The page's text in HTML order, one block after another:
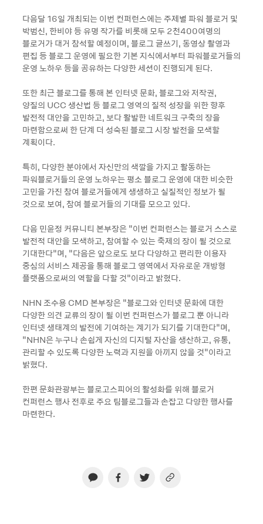
다음달 16일 개최되는 이번 컨퍼런스에는 주제별 파워 블로거 및
박범신, 한비야 등 유명 작가를 비롯해 모두 2천400여명의
블로거가 대거 참석할 예정이며, 블로그 글쓰기, 동영상 촬영과
편집 등 블로그 운영에 필요한 기본 지식에서부터 파워블로거들의
운영 노하우 등을 공유하는 다양한 세션이 진행되게 된다.
또한 최근 블로그를 통해 본 인터넷 문화, 블로그와 저작권,
양질의 UCC 생산법 등 블로그 영역의 질적 성장을 위한 향후
발전적 대안을 고민하고, 보다 활발한 네트워크 구축의 장을
마련함으로써 한 단계 더 성숙된 블로그 시장 발전을 모색할
계획이다.
특히, 다양한 분야에서 자신만의 색깔을 가지고 활동하는
파워블로거들의 운영 노하우는 평소 블로그 운영에 대한 비슷한
고민을 가진 참여 블로거들에게 생생하고 실질적인 정보가 될
것으로 보여, 참여 블로거들의 기대를 모으고 있다.
다음 민윤정 커뮤니티 본부장은 “이번 컨퍼런스는 블로거 스스로
발전적 대안을 모색하고, 참여할 수 있는 축제의 장이 될 것으로
기대한다”며, “다음은 앞으로도 보다 다양하고 편리한 이용자
중심의 서비스 제공을 통해 블로그 영역에서 자유로운 개방형
플랫폼으로써의 역할을 다할 것”이라고 밝혔다.
NHN 조수용 CMD 본부장은 “블로그와 인터넷 문화에 대한
다양한 의견 교류의 장이 될 이번 컨퍼런스가 블로그 뿐 아니라
인터넷 생태계의 발전에 기여하는 계기가 되기를 기대한다”며,
“NHN은 누구나 손쉽게 자신의 디지털 자산을 생산하고, 유통,
관리할 수 있도록 다양한 노력과 지원을 아끼지 않을 것”이라고
밝혔다.
한편 문화관광부는 블로고스피어의 활성화를 위해 블로거
컨퍼런스 행사 전후로 주요 팀블로그들과 손잡고 다양한 행사를
마련한다.